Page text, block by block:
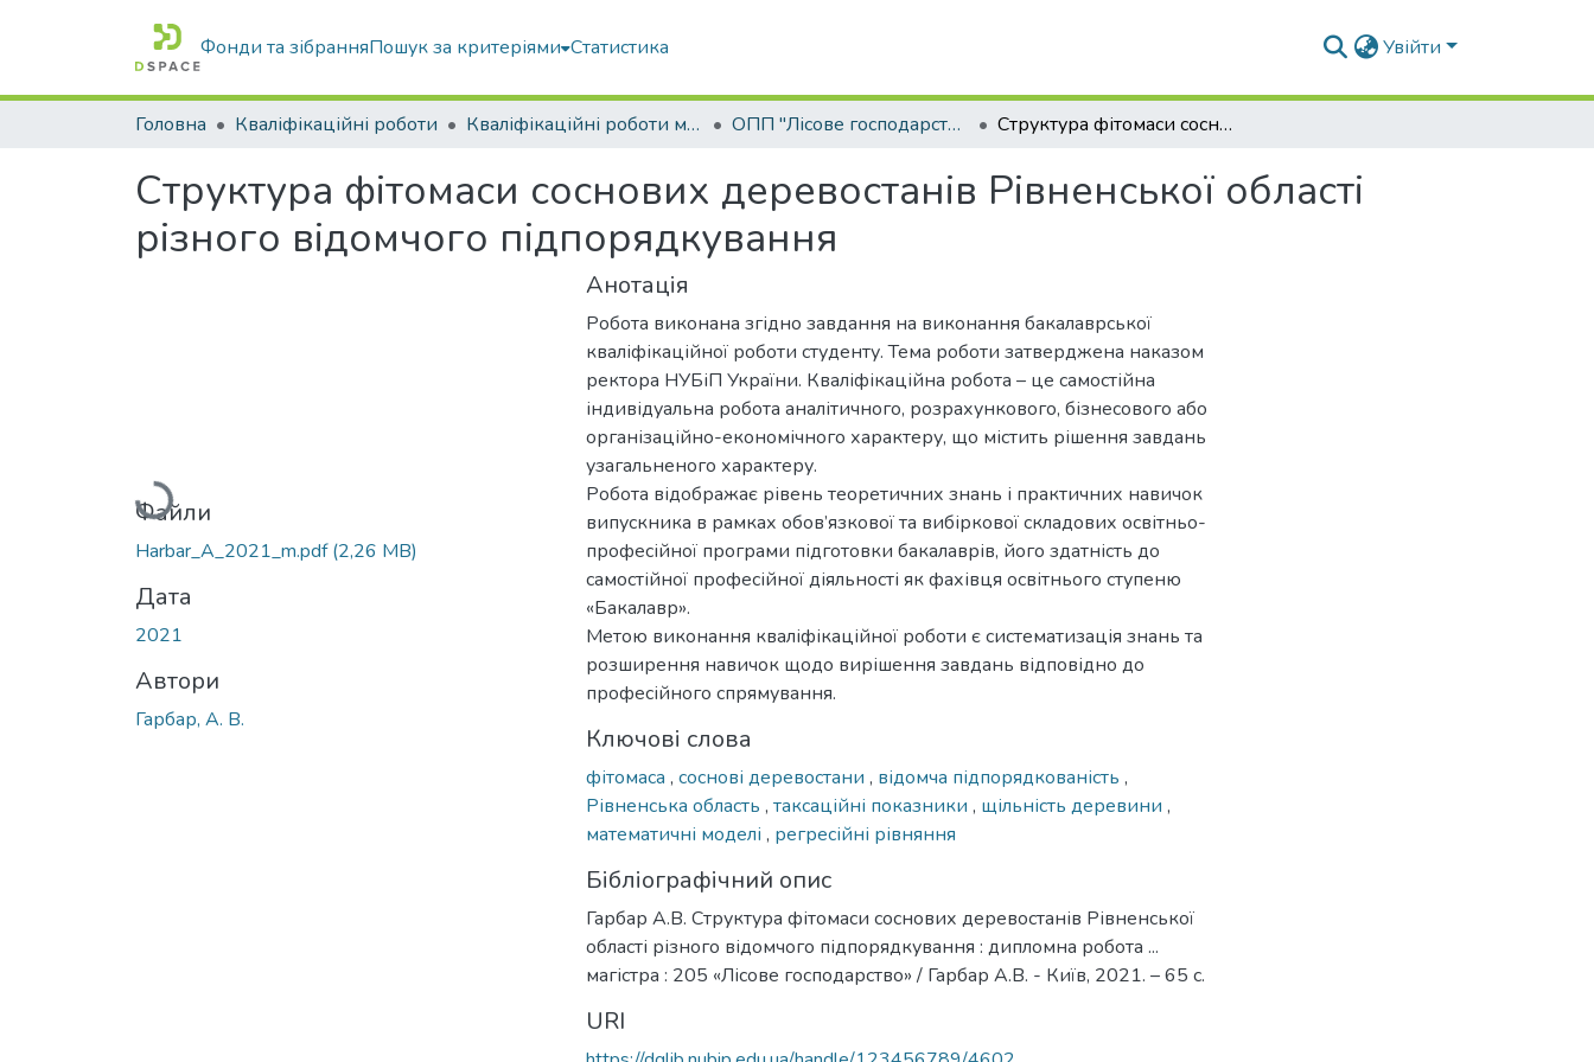
Фонди та зібранняПошук за критеріями Статистика Увійти
Головна Кваліфікаційні роботи Кваліфікаційні роботи магістрів ОПП "Лісове господарство" Структура фітомаси соснових деревостанів Рівненської області різного відомчого підпорядкування
Структура фітомаси соснових деревостанів Рівненської області
різного відомчого підпорядкування
Вантажиться...
Файли
Harbar_A_2021_m.pdf(2,26 MB)
Дата
2021
Автори
Гарбар, А. В.
Анотація
Робота виконана згідно завдання на виконання бакалаврської
кваліфікаційної роботи студенту. Тема роботи затверджена наказом
ректора НУБіП України. Кваліфікаційна робота – це самостійна
індивідуальна робота аналітичного, розрахункового, бізнесового або
організаційно-економічного характеру, що містить рішення завдань
узагальненого характеру.
Робота відображає рівень теоретичних знань і практичних навичок
випускника в рамках обов’язкової та вибіркової складових освітньо-
професійної програми підготовки бакалаврів, його здатність до
самостійної професійної діяльності як фахівця освітнього ступеню
«Бакалавр».
Метою виконання кваліфікаційної роботи є систематизація знань та
розширення навичок щодо вирішення завдань відповідно до
професійного спрямування.
Ключові слова
фітомаса , соснові деревостани , відомча підпорядкованість ,
Рівненська область , таксаційні показники , щільність деревини ,
математичні моделі , регресійні рівняння
Бібліографічний опис
Гарбар А.В. Структура фітомаси соснових деревостанів Рівненської
області різного відомчого підпорядкування : дипломна робота ...
магістра : 205 «Лісове господарство» / Гарбар А.В. - Київ, 2021. – 65 с.
URI